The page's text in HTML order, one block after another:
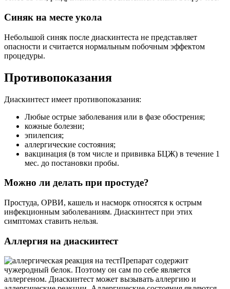
Синяк на месте укола
Небольшой синяк после диаскинтеста не представляет
опасности и считается нормальным побочным эффектом
процедуры.
Противопоказания
Диаскинтест имеет противопоказания:
Любые острые заболевания или в фазе обострения;
кожные болезни;
эпилепсия;
аллергические состояния;
вакцинация (в том числе и прививка БЦЖ) в течение 1
мес. до постановки пробы.
Можно ли делать при простуде?
Простуда, ОРВИ, кашель и насморк относятся к острым
инфекционным заболеваниям. Диаскинтест при этих
симптомах ставить нельзя.
Аллергия на диаскинтест
Препарат содержит
чужеродный белок. Поэтому он сам по себе является
аллергеном. Диаскинтест может вызывать аллергию и